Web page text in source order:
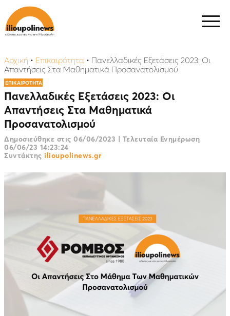
Αρχική • Επικαιρότητα • Πανελλαδικές Εξετάσεις 2023: Οι
Απαντήσεις Στα Μαθηματικά Προσανατολισμού
ΕΠΙΚΑΙΡΟΤΗΤΑ
Πανελλαδικές Εξετάσεις 2023: Οι
Απαντήσεις Στα Μαθηματικά
Προσανατολισμού
Δημοσιεύθηκε στις 06/06/2023 | Τελευταία Ενημέρωση
06/06/23 14:23:24
Συντάκτης ilioupolinews.gr